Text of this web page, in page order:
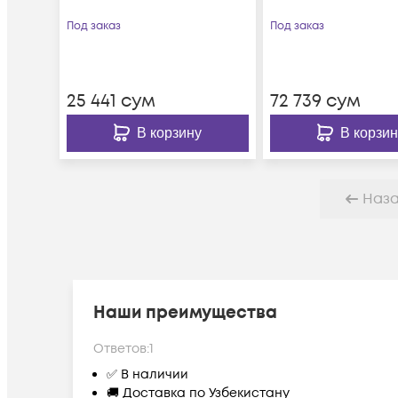
Под заказ
25 441 сум
В корзину
Под заказ
72 739 сум
В
Наши преимущества
Ответов:1
✅ В наличии
🚚 Доставка по Узбекистану